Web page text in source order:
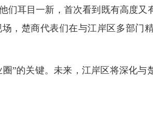
耳目一新，首次看到既有高度又
，楚商代表们在与江岸区多部门
”的关键。未来，江岸区将深化